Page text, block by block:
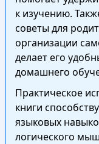
к изучению.
советы для
организации
делает его
домашнего
Практическое
книги
языковых
логического